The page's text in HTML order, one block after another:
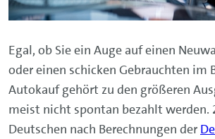
Egal, ob Sie ein Auge auf einen
oder einen schicken Gebrauchten im
Autokauf gehört zu den größeren
meist nicht spontan bezahlt werden.
Deutschen nach Berechnungen der